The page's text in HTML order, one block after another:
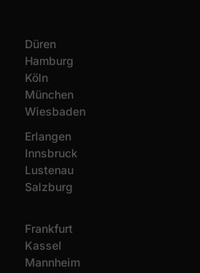
Düren
Hamburg
Köln
München
Wiesbaden
Erlangen
Innsbruck
Lustenau
Salzburg
Frankfurt
Kassel
Mannheim